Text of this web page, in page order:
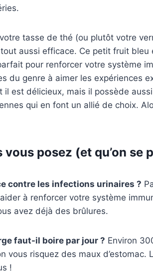
tasse de thé (ou plutôt votre
aussi efficace. Ce petit fruit bleu
pour renforcer votre système
du genre à aimer les expériences
il est délicieux, mais il possède
qui en font un allié de choix.
posez (et qu’on se
contre les infections urinaires ?
à renforcer votre système
avez déjà des brûlures.
faut-il boire par jour ? Environ
vous risquez des maux d’estomac.
!